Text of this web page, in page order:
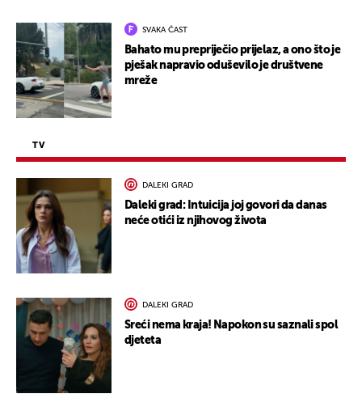
SVAKA ČAST
Bahato mu prepriječio prijelaz, a ono što je
pješak napravio oduševilo je društvene
mreže
TV
DALEKI GRAD
Daleki grad: Intuicija joj govori da danas
neće otići iz njihovog života
DALEKI GRAD
Sreći nema kraja! Napokon su saznali spol
djeteta